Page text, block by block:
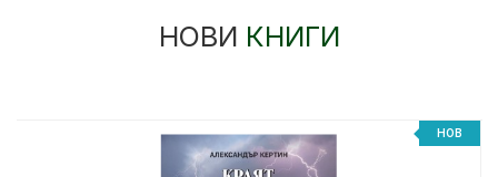
НОВИ КНИГИ
НОВ